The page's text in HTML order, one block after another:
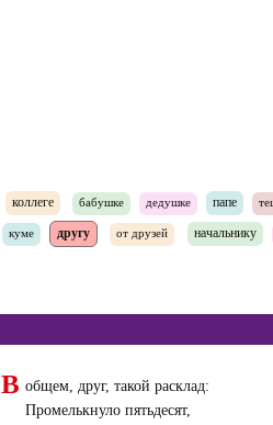
коллеге бабушке дедушке папе
куме другу от друзей начальнику
В общем, друг, такой расклад:
Промелькнуло пятьдесят,